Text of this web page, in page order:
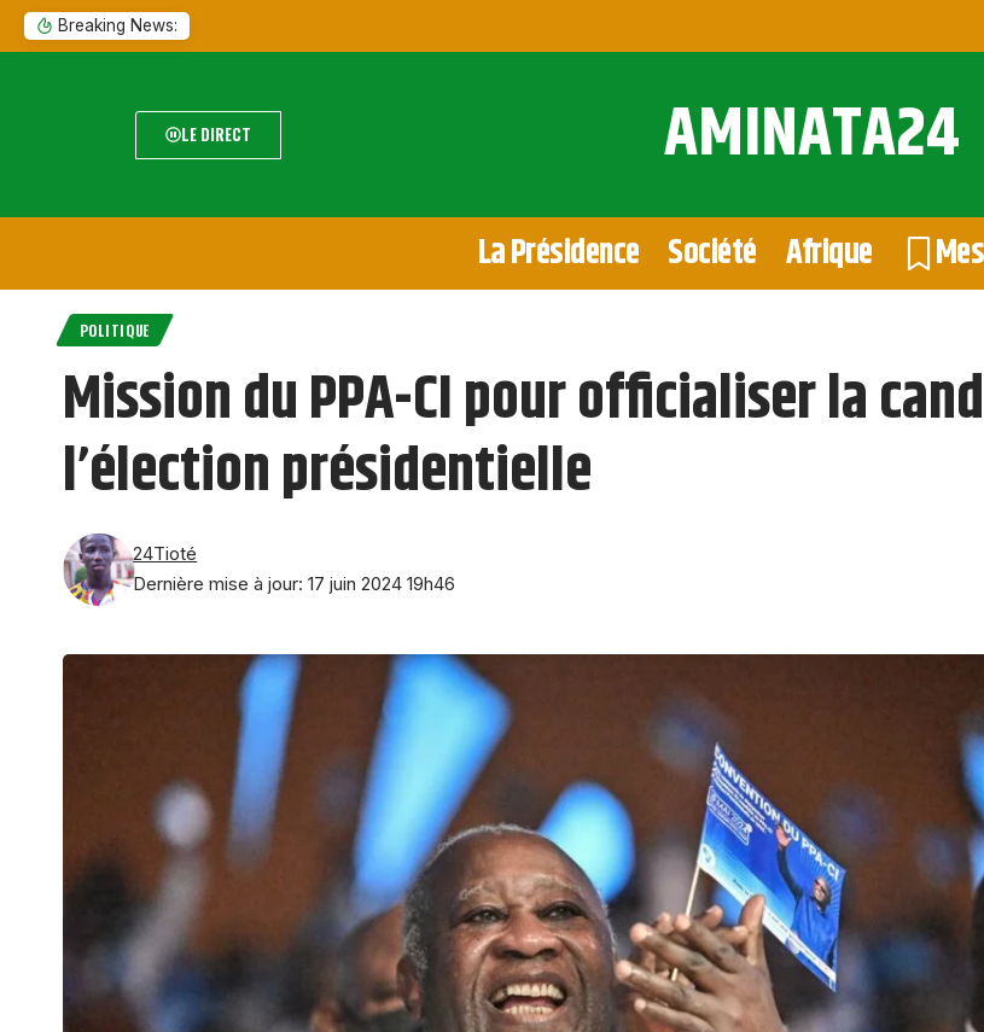
Breaking News:
LE DIRECT AMINATA24
La Présidence Société Afrique
POLITIQUE
Mission du PPA-CI pour officialiser la
l’élection présidentielle
Dernière mise à jour: 17 juin 2024 19h46
24Tioté